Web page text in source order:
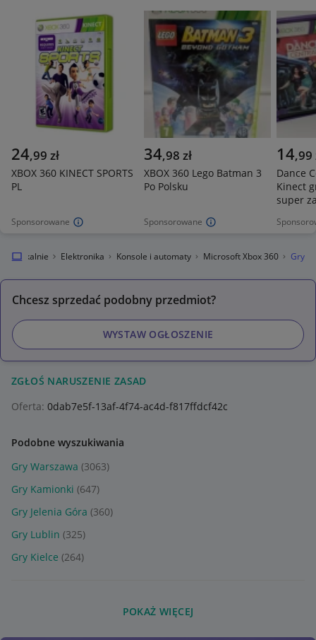
Sponsorowane
24,99 zł
XBOX 360 KINECT SPORTS
PL
Sponsorowane
34,98 zł
XBOX 360 Lego Batman 3
Po Polsku
14,99
Dance
Kinect
super
Lokalnie Elektronika Konsole i automaty Microsoft Xbox 360 Gry
Chcesz sprzedać podobny przedmiot?
WYSTAW OGŁOSZENIE
ZGŁOŚ NARUSZENIE ZASAD
Oferta: 0dab7e5f-13af-4f74-ac4d-f817ffdcf42c
Podobne wyszukiwania
Gry Warszawa (3063)
Gry Kamionki (647)
Gry Jelenia Góra (360)
Gry Lublin (325)
Gry Kielce (264)
POKAŻ WIĘCEJ